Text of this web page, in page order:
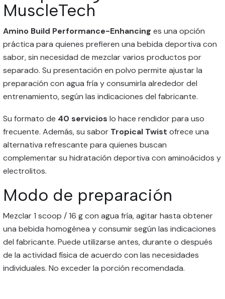
MuscleTech
Amino Build Performance-Enhancing es una opción
práctica para quienes prefieren una bebida deportiva con
sabor, sin necesidad de mezclar varios productos por
separado. Su presentación en polvo permite ajustar la
preparación con agua fría y consumirla alrededor del
entrenamiento, según las indicaciones del fabricante.
Su formato de 40 servicios lo hace rendidor para uso
frecuente. Además, su sabor Tropical Twist ofrece una
alternativa refrescante para quienes buscan
complementar su hidratación deportiva con aminoácidos y
electrolitos.
Modo de preparación
Mezclar 1 scoop / 16 g con agua fría, agitar hasta obtener
una bebida homogénea y consumir según las indicaciones
del fabricante. Puede utilizarse antes, durante o después
de la actividad física de acuerdo con las necesidades
individuales. No exceder la porción recomendada.